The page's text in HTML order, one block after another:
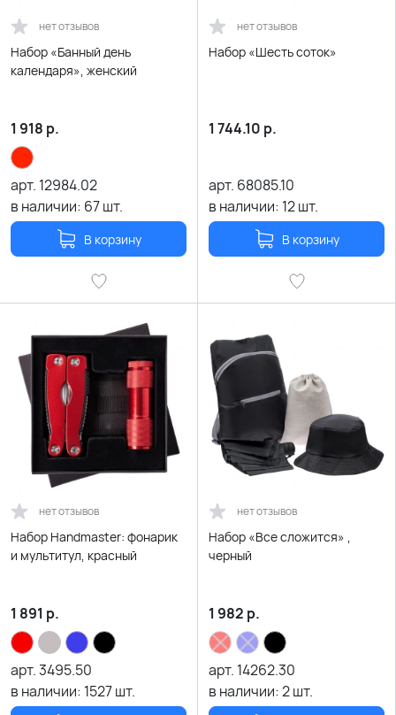
нет отзывов
Набор «Банный день
календаря», женский
1 918 р.
арт. 12984.02
в наличии: 67шт.
В корзину
нет отзывов
Набор «Шесть соток»
1 744.10 р.
арт. 68085.10
в наличии: 12шт.
В корзину
нет отзывов
Набор Handmaster: фонарик
и мультитул, красный
1 891 р.
арт.3495.50
в наличии: 1527шт.
нет отзывов
Набор «Все сложится» ,
черный
1 982 р.
арт. 14262.30
в наличии:2шт.